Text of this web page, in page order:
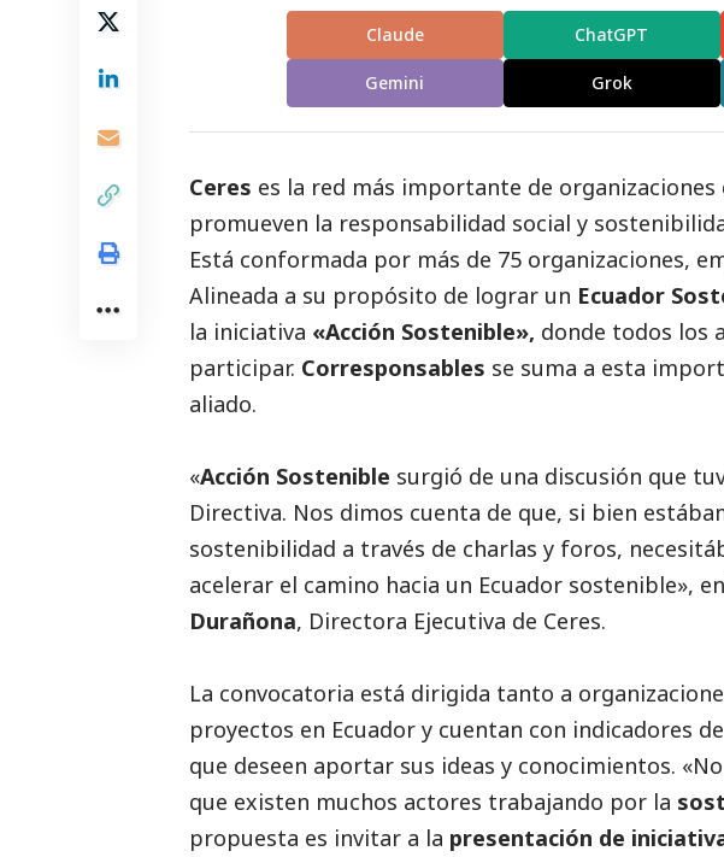
Claude ChatGPT
Gemini Grok
Ceres es la red más importante de
promueven la responsabilidad social y
Está conformada por más de 75 organizaciones,
Alineada a su propósito de lograr un Ecuador
la iniciativa «Acción Sostenible», donde todos los
participar. Corresponsables se suma a esta
aliado.
«Acción Sostenible surgió de una discusión que
Directiva. Nos dimos cuenta de que, si bien
sostenibilidad a través de charlas y foros,
acelerar el camino hacia un Ecuador sostenible»,
Durañona, Directora Ejecutiva de Ceres.
La convocatoria está dirigida tanto a
proyectos en Ecuador y cuentan con indicadores
que deseen aportar sus ideas y conocimientos.
que existen muchos actores trabajando por la
propuesta es invitar a la presentación de